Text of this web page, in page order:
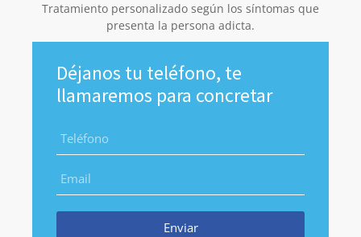
Tratamiento personalizado según los síntomas que
presenta la persona adicta.
Déjanos tu teléfono, te
llamaremos para concretar
Enviar